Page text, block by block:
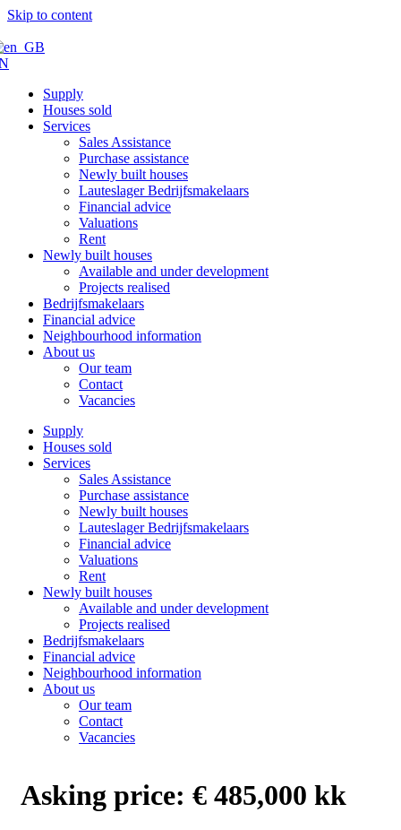
Skip to content
Supply
Houses sold
Services
Sales Assistance
Purchase assistance
Newly built houses
Lauteslager Bedrijfsmakelaars
Financial advice
Valuations
Rent
Newly built houses
Available and under development
Projects realised
Bedrijfsmakelaars
Financial advice
Neighbourhood information
About us
Our team
Contact
Vacancies
Supply
Houses sold
Services
Sales Assistance
Purchase assistance
Newly built houses
Lauteslager Bedrijfsmakelaars
Financial advice
Valuations
Rent
Newly built houses
Available and under development
Projects realised
Bedrijfsmakelaars
Financial advice
Neighbourhood information
About us
Our team
Contact
Vacancies
Asking price: € 485,000 kk